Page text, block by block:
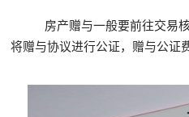
房产赠与一般要前往交易核
将赠与协议进行公证，赠与公证